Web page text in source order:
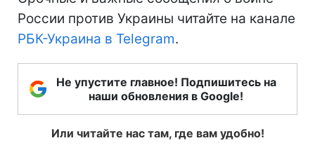
России против Украины читайте на канале
РБК-Украина в Telegram.
Не упустите главное! Подпишитесь на
наши обновления в Google!
Или читайте нас там, где вам удобно!